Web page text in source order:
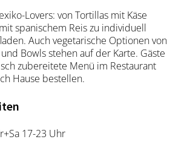
interessieren
Tickets
Übernachtung
Essen & Trinken
Lovers: von Tortillas mit Käse
spanischem Reis zu individuell
Auch vegetarische Optionen von
Bowls stehen auf der Karte. Gäste
zubereitete Menü im Restaurant
Hause bestellen.
17-23 Uhr